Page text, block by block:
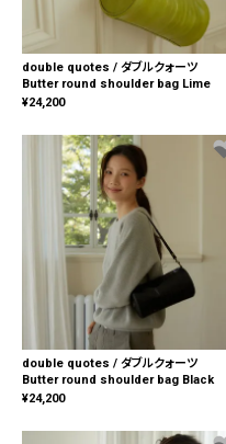
double quotes / ダブルクォーツ
Butter round shoulder bag Lime
¥24,200
double quotes / ダブルクォーツ
Butter round shoulder bag Black
¥24,200